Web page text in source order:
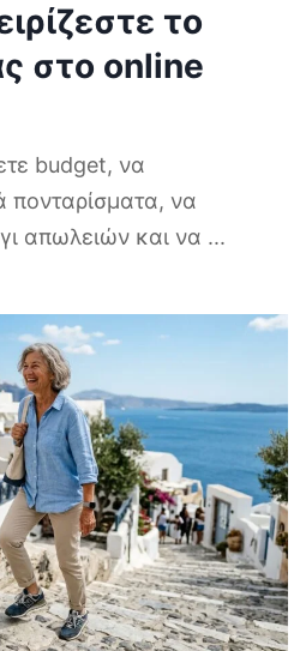
το
στο online
budget, να
πονταρίσματα, να
απωλειών και να ...